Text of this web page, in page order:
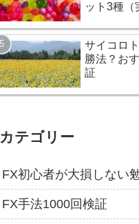
ット3種（
サイコロ
勝法？お
証
カテゴリー
FX初心者が大損しない
FX手法1000回検証